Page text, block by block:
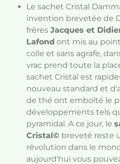
Le sachet Cristal
invention brevetée de
frères Jacques et
Lafond ont mis au
colle et sans agrafe,
vrac prend toute la
sachet Cristal est
nouveau standard et
de thé ont emboîté le
développements tels
pyramidal. A ce jour, le
Cristal© breveté reste
révolution dans le
aujourd'hui vous